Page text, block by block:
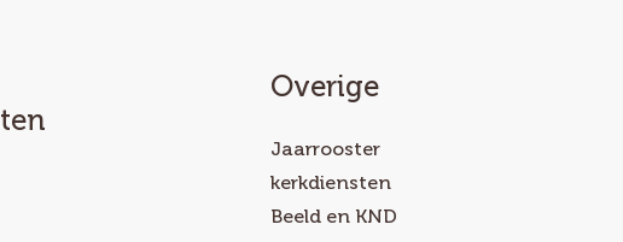
Overige
Jaarrooster
kerkdiensten
Beeld en KND